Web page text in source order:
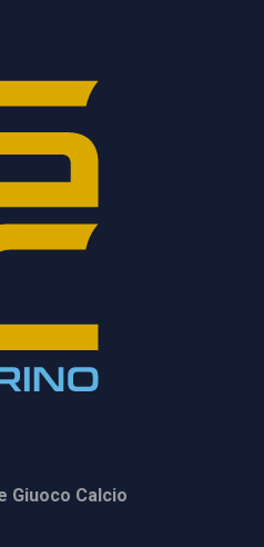
Giuoco Calcio